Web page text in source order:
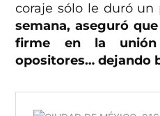
coraje sólo le duró un
semana, aseguró
firme en la
opositores… dejando